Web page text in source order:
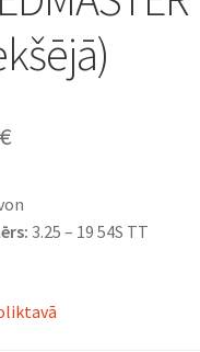
€
3.25 – 19 54S TT